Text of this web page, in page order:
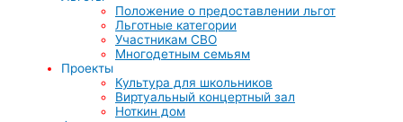
Положение о предоставлении льгот
Льготные категории
Участникам СВО
Многодетным семьям
Проекты
Культура для школьников
Виртуальный концертный зал
Ноткин дом